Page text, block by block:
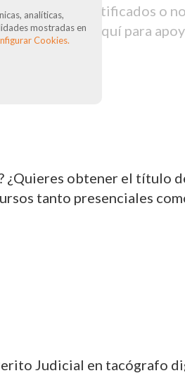
ya sean justificados o
y estamos aquí para
¿Quieres obtener el título
tanto presenciales
Judicial en tacógrafo
analíticas,
mostradas en
Cookies.